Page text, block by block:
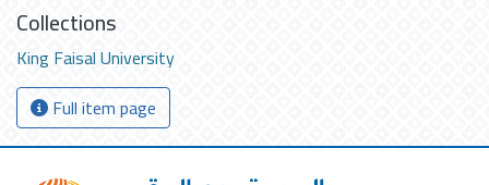
Collections
King Faisal University
Full item page